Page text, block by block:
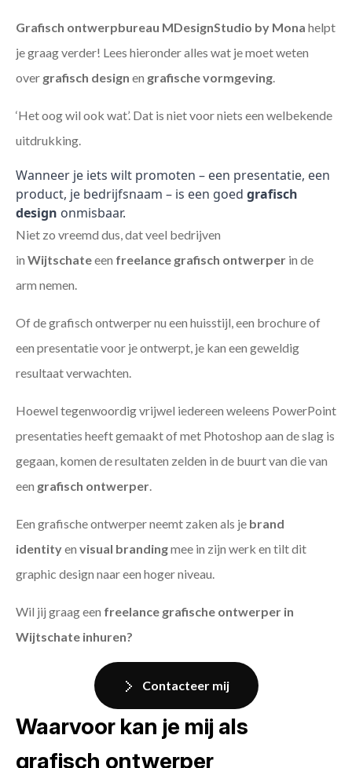
Grafisch ontwerpbureau MDesignStudio by Mona helpt
je graag verder! Lees hieronder alles wat je moet weten
over grafisch design en grafische vormgeving
‘Het oog wil ook wat’. Dat is niet voor niets een welbekende
uitdrukking.
Wanneer je iets wilt promoten – een presentatie, een
product, je bedrijfsnaam – is een goed grafisch
design onmisbaar.
Niet zo vreemd dus, dat veel bedrijven
in Wijtschateeen freelance grafisch ontwerper in de
arm nemen.
Of de grafisch ontwerper nu een huisstijl, een brochure of
een presentatie voor je ontwerpt, je kan een geweldig
resultaat verwachten.
Hoewel tegenwoordig vrijwel iedereen weleens PowerPoint
presentaties heeft gemaakt of met Photoshop aan de slag is
gegaan, komen de resultaten zelden in de buurt van die van
een grafisch ontwerper
Een grafische ontwerper neemt zaken als je brand
identityen visual brandingmee in zijn werk en tilt dit
graphic design naar een hoger niveau.
Wil jij graag een freelance grafische ontwerper in
Wijtschate inhuren?
Contacteer mij
Waarvoor kan je mij als
grafisch ontwerper